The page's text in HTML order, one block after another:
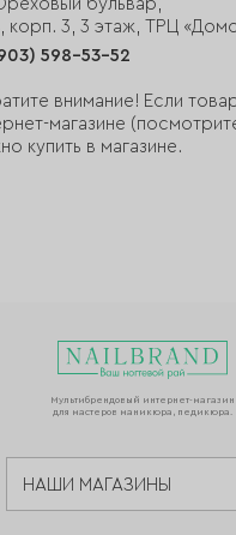
бульвар,
корп. 3, 3 этаж, ТРЦ
598-53-52
внимание! Если
магазине
купить в магазине.
Мультибрендовый интернет-магазин
для мастеров маникюра, педикюра.